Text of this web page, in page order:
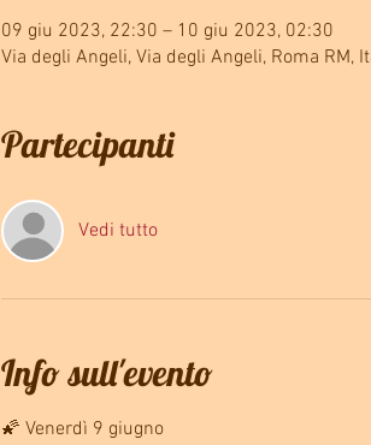
09 giu 2023, 22:30 – 10 giu 2023, 02:30
Via degli Angeli, Via degli Angeli, Roma RM,
Partecipanti
Vedi tutto
Info sull'evento
🌠 Venerdì 9 giugno